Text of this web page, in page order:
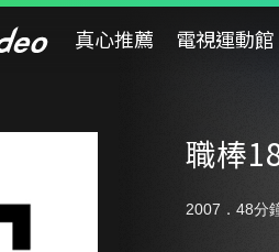
真心推薦 電視運動館
職棒
2007．48分